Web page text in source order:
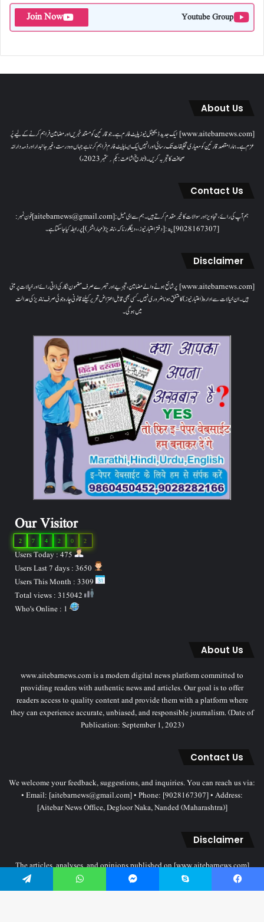
Youtube Group
Join Now
About Us
[www.aitebarnews.com] ایک جدید ڈیجیٹل نیوز پلیٹ فارم ہے۔ جو قارئین کو مستند خبریں اور مضامین فراہم کرنے کے لیے پُر
عزم ہے۔ ہمارا مقصدقارئین کو معیاری تخلیقات تک رسائی اور انہیں ایک ایسا پلیٹ فارم فراہم کرنا ہے جہاں وہ درست، غیر جانبدار اور ذمہ دارانہ
صحافت کا تجربہ کریں۔( تاریخ اشاعت : یکم؍ ستمبر 2023ء)
Contact Us
ہم آپ کی رائے، تجاویز اور سوالات کا خیرمقدم کرتے ہیں۔ ہم سےای میل: [aitebarnews@gmail.com]فون نمبر:
[9028167307]پتہ: [دفتر اعتبار نیوز، ، دیگلور ناکہ، ناندیڑ(مہاراشٹر) ] پر رابطہ کیا جاسکتا ہے۔
Disclaimer
[www.aitebarnews.com] پر شائع ہونے والے مضامین، تجزیے اور تبصرے صرف مضمون نگار کی ذاتی رائے اور خیالات پر مبنی
ہیں۔ ان خیالات سے ادارہ (اعتبار نیوز) کا متفق ہونا ضروری نہیں۔ کسی بھی قابل اعتراض تحریر کیلئے قانونی چارہ جوئی صرف ناندیڑ کی عدالت
میں ہوگی۔
Our Visitor
2
0
2
4
7
2
Users Today : 475
About Us
www.aitebarnews.com is a modern digital news platform committed to
providing readers with authentic news and articles. Our goal is to offer
readers access to quality content and provide them with a platform where
they can experience accurate, unbiased, and responsible journalism. (Date of
Publication: September 1, 2023)
Contact Us
We welcome your feedback, suggestions, and inquiries. You can reach us via:
• Email: [aitebarnews@gmail.com] • Phone: [9028167307] • Address:
[Aitebar News Office, Degloor Naka, Nanded (Maharashtra)]
Disclaimer
The articles, analyses, and opinions published on [www.aitebarnews.com]
solely represent the personal views and opinions of the authors. These views
do not necessarily reflect the stance of the Aitebar News management. Any
Facebook
Skype
Messenger
WhatsApp
Telegram